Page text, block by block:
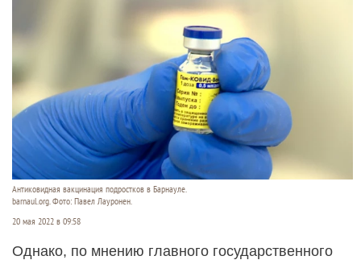
Антиковидная вакцинация подростков в Барнауле.
barnaul.org. Фото: Павел Лауронен.
20 мая 2022 в 09:58
Однако, по мнению главного государственного